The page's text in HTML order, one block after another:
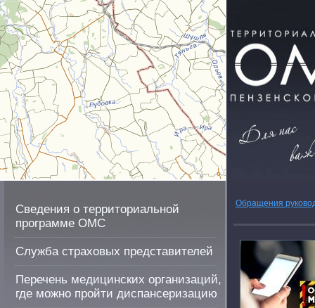
Сведения о территориальной
программе ОМС
Служба страховых представителей
Перечень медицинских организаций,
где можно пройти диспансеризацию
Обращения